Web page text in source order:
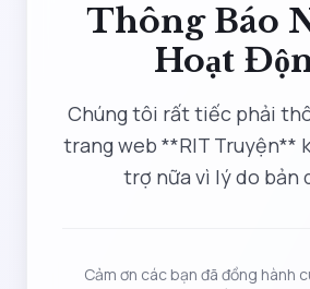
Thông Báo
Hoạt
Chúng tôi rất tiếc phải
trang web **RIT Truyện**
trợ nữa vì lý do bản
Cảm ơn các bạn đã đồng hành